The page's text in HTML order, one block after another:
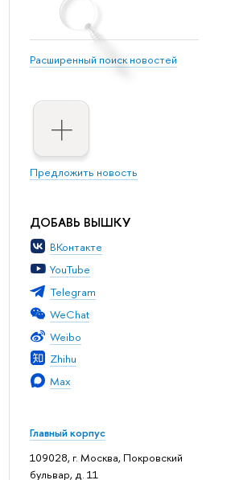
Расширенный поиск новостей
Предложить новость
ДОБАВЬ ВЫШКУ
ВКонтакте
YouTube
Telegram
WeChat
Weibo
Zhihu
Max
Главный корпус
109028, г. Москва, Покровский
бульвар, д. 11